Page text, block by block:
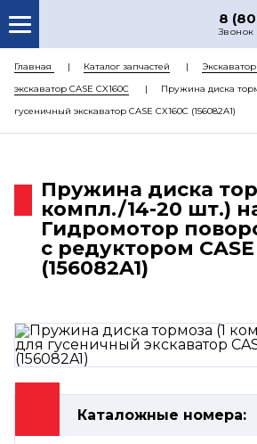
8
Звонок
О НАС
КАТАЛОГ
РЕМОНТ
ЦЕНЫ
КОНТАКТЫ
Главная Каталог запчастей
экскаватор CASE CX160C
Пружина диска
гусеничный экскаватор CASE CX160C (156082A1)
Пружина диска
компл./14-20 шт.)
Гидромотор
с редуктором CASE
(156082A1)
Каталожные номера: